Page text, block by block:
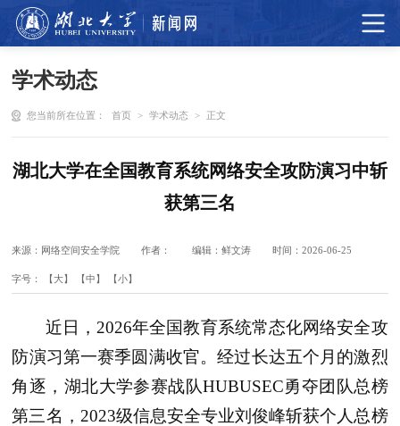
学术动态
您当前所在位置： 首页 > 学术动态 > 正文
湖北大学在全国教育系统网络安全攻防演习中斩
获第三名
来源：网络空间安全学院 作者： 编辑：鲜文涛 时间：2026-06-25
字号： 【大】 【中】 【小】
近日，2026年全国教育系统常态化网络安全攻
防演习第一赛季圆满收官。经过长达五个月的激烈
角逐，湖北大学参赛战队HUBUSEC勇夺团队总榜
第三名，2023级信息安全专业刘俊峰斩获个人总榜